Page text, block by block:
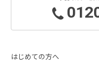
はじめての方へ